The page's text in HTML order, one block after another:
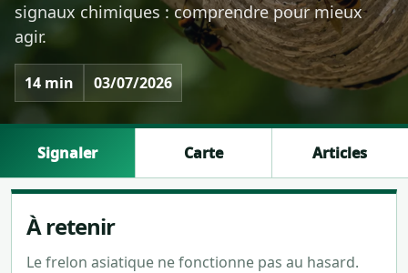
signaux chimiques : comprendre pour mieux
agir.
14 min 03/07/2026
Signaler Carte Articles
À retenir
Le frelon asiatique ne fonctionne pas au hasard.